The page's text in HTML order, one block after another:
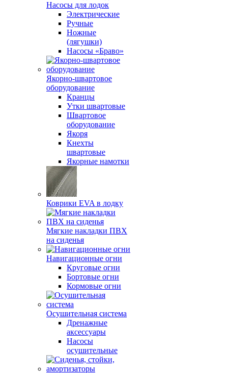
Насосы для лодок
Электрические
Ручные
Ножные
(лягушки)
Насосы «Браво»
Якорно-швартовое
оборудование
Кранцы
Утки швартовые
Швартовое
оборудование
Якоря
Кнехты
швартовые
Якорные намотки
Коврики EVA в лодку
Мягкие накладки ПВХ
на сиденья
Навигационные огни
Круговые огни
Бортовые огни
Кормовые огни
Осушительная система
Дренажные
аксессуары
Насосы
осушительные